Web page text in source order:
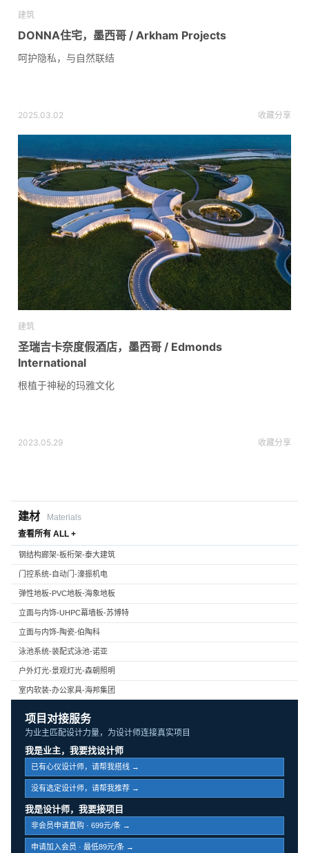
建筑
DONNA住宅，墨西哥 / Arkham Projects
呵护隐私，与自然联结
2025.03.02 收藏分享
建筑
圣瑞吉卡奈度假酒店，墨西哥 / Edmonds
International
根植于神秘的玛雅文化
2023.05.29 收藏分享
建材
Materials
查看所有 ALL +
钢结构廊架-板桁架-泰大建筑
门控系统-自动门-濠振机电
弹性地板-PVC地板-海象地板
立面与内饰-UHPC幕墙板-苏博特
立面与内饰-陶瓷-伯陶科
泳池系统-装配式泳池-诺亚
户外灯光-景观灯光-森朝照明
室内软装-办公家具-海邦集团
项目对接服务
为业主匹配设计力量，为设计师连接真实项目
我是业主，我要找设计师
已有心仪设计师，请帮我搭线 →
没有选定设计师，请帮我推荐 →
我是设计师，我要接项目
非会员申请直购 · 699元/条 →
申请加入会员 · 最低89元/条 →